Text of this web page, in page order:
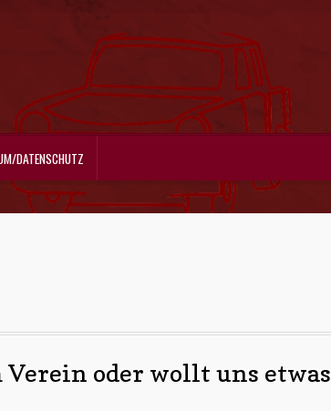
DATENSCHUTZ
oder wollt uns etwas